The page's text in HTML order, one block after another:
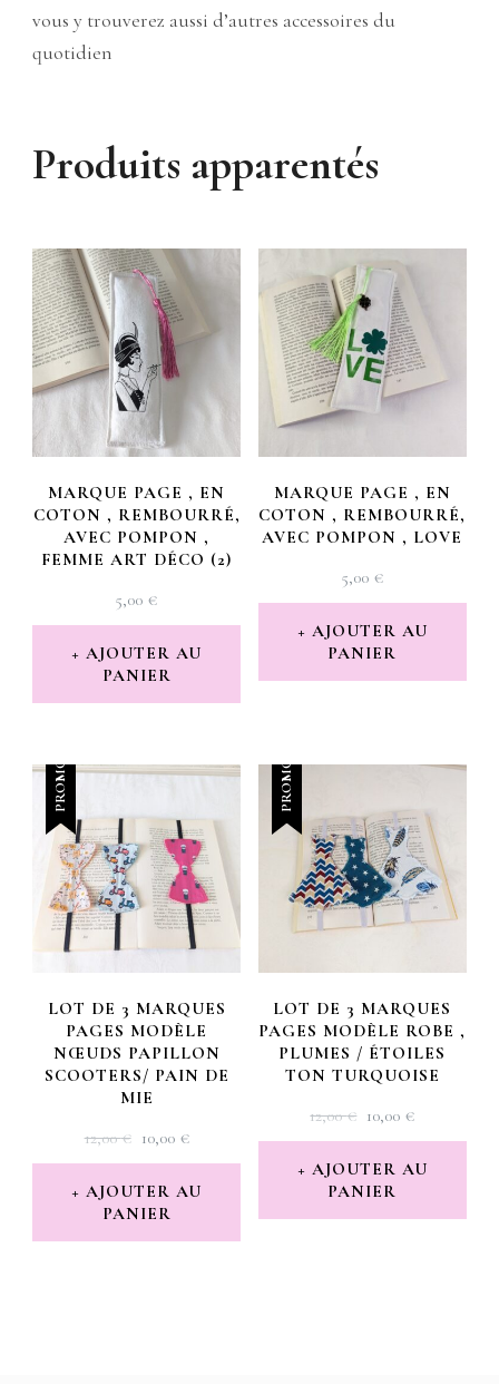
vous y trouverez aussi d’autres accessoires du
quotidien
Produits apparentés
MARQUE PAGE , EN
COTON , REMBOURRÉ,
AVEC POMPON ,
FEMME ART DÉCO (2)
5,00 €
AJOUTER AU
PANIER
MARQUE PAGE , EN
COTON , REMBOURRÉ,
AVEC POMPON , LOVE
5,00 €
AJOUTER AU
PANIER
PROMO !
LOT DE 3 MARQUES
PAGES MODÈLE
NŒUDS PAPILLON
SCOOTERS/ PAIN DE
MIE
12,00€ LE
PRIX
INITIAL
ÉTAIT :
12,00 €.
10,00 €LE
PRIX
ACTUEL
10,00 €.
AJOUTER AU
PANIER
PROMO !
LOT DE 3 MARQUES
PAGES MODÈLE ROBE ,
PLUMES / ÉTOILES
TON TURQUOISE
12,00€ LE
PRIX
INITIAL
ÉTAIT :
12,00 €.
10,00 €LE
PRIX
ACTUEL
10,00 €.
AJOUTER AU
PANIER